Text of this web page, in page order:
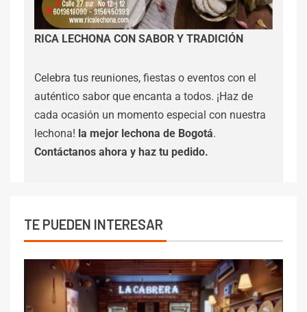
RICA LECHONA CON SABOR Y TRADICIÓN
Celebra tus reuniones, fiestas o eventos con el
auténtico sabor que encanta a todos. ¡Haz de
cada ocasión un momento especial con nuestra
lechona! la mejor lechona de Bogotá.
Contáctanos ahora y haz tu pedido.
TE PUEDEN INTERESAR